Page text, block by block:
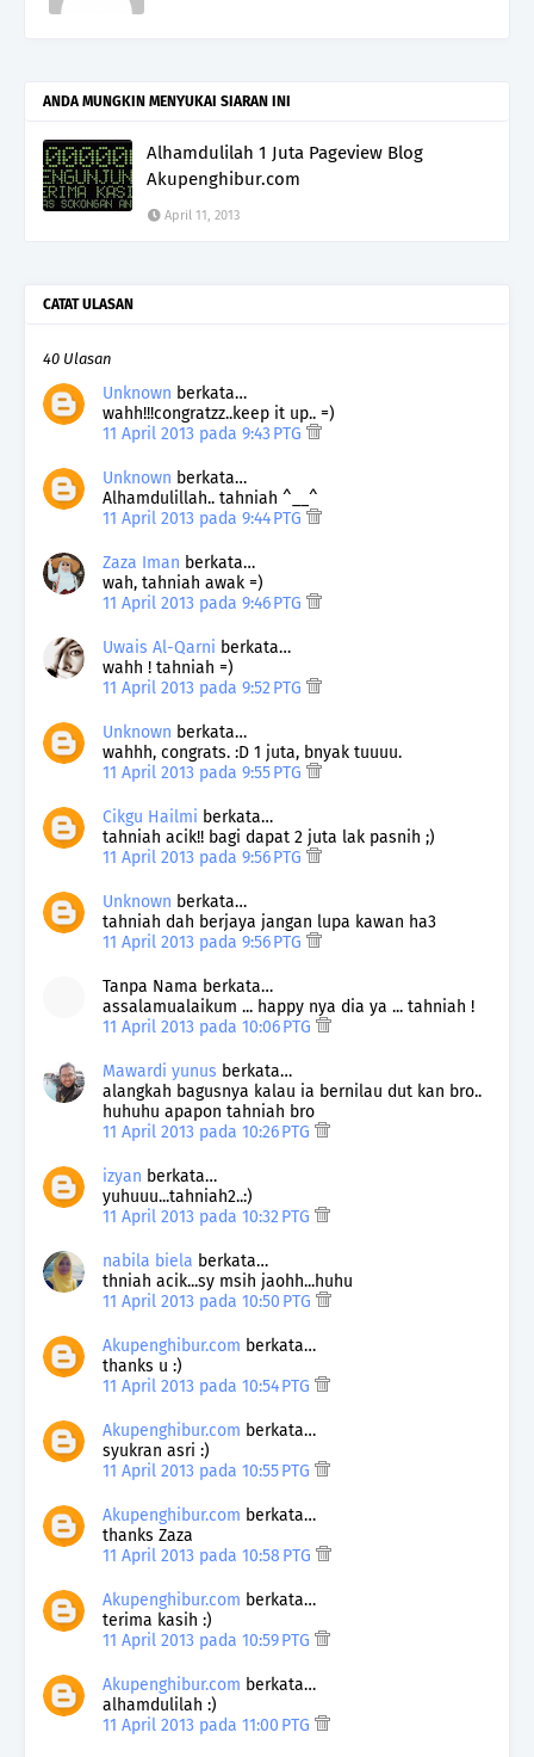
ANDA MUNGKIN MENYUKAI SIARAN INI
Alhamdulilah 1 Juta Pageview Blog
Akupenghibur.com
April 11, 2013
CATAT ULASAN
40 Ulasan
Unknown berkata…
wahh!!!congratzz..keep it up.. =)
11 April 2013 pada 9:43 PTG
Unknown berkata…
Alhamdulillah.. tahniah ^__^
11 April 2013 pada 9:44 PTG
Zaza Iman berkata…
wah, tahniah awak =)
11 April 2013 pada 9:46 PTG
Uwais Al-Qarni berkata…
wahh ! tahniah =)
11 April 2013 pada 9:52 PTG
Unknown berkata…
wahhh, congrats. :D 1 juta, bnyak tuuuu.
11 April 2013 pada 9:55 PTG
Cikgu Hailmi berkata…
tahniah acik!! bagi dapat 2 juta lak pasnih ;)
11 April 2013 pada 9:56 PTG
Unknown berkata…
tahniah dah berjaya jangan lupa kawan ha3
11 April 2013 pada 9:56 PTG
Tanpa Nama berkata…
assalamualaikum ... happy nya dia ya ... tahniah !
11 April 2013 pada 10:06 PTG
Mawardi yunus berkata…
alangkah bagusnya kalau ia bernilau dut kan bro..
huhuhu apapon tahniah bro
11 April 2013 pada 10:26 PTG
izyan berkata…
yuhuuu...tahniah2..:)
11 April 2013 pada 10:32 PTG
nabila biela berkata…
thniah acik...sy msih jaohh...huhu
11 April 2013 pada 10:50 PTG
Akupenghibur.com berkata…
thanks u :)
11 April 2013 pada 10:54 PTG
Akupenghibur.com berkata…
syukran asri :)
11 April 2013 pada 10:55 PTG
Akupenghibur.com berkata…
thanks Zaza
11 April 2013 pada 10:58 PTG
Akupenghibur.com berkata…
terima kasih :)
11 April 2013 pada 10:59 PTG
Akupenghibur.com berkata…
alhamdulilah :)
11 April 2013 pada 11:00 PTG